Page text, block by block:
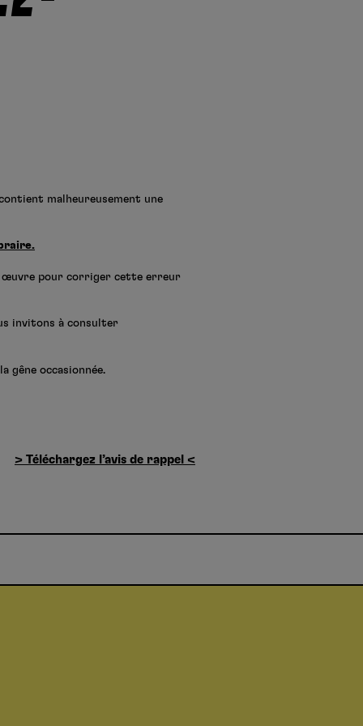
malheureusement une
œuvre pour corriger cette erreur
invitons à consulter
gêne occasionnée.
> Téléchargez l’avis de rappel <